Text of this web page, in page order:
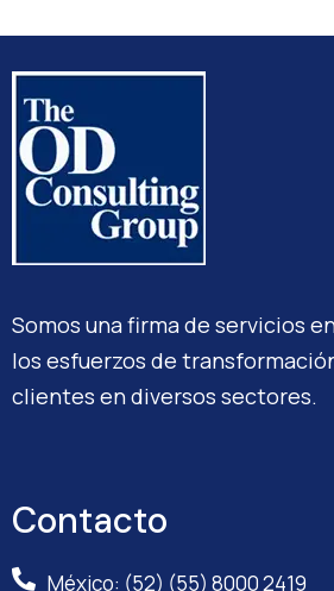
Somos una firma de servicios
los esfuerzos de
clientes en diversos sectores.
Contacto
México: (52) (55) 8000 2419